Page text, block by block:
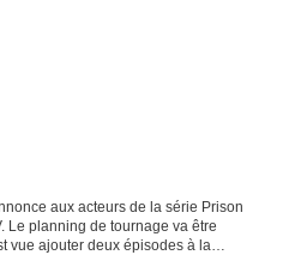
aux acteurs de la série Prison
Le planning de tournage va être
vue ajouter deux épisodes à la